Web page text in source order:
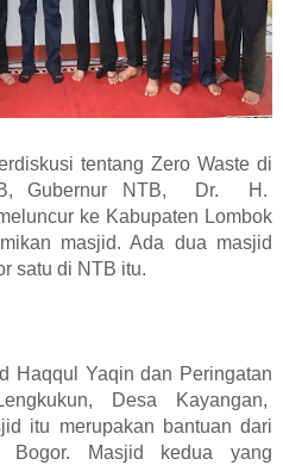
tentang Zero Waste di
Gubernur NTB, Dr. H.
ke Kabupaten Lombok
masjid. Ada dua masjid
satu di NTB itu.
Haqqul Yaqin dan Peringatan
Desa Kayangan,
itu merupakan bantuan dari
Masjid kedua yang